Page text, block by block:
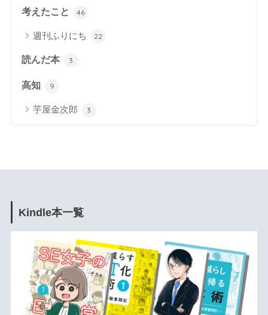
考えたこと 46
週刊ふりにち 22
読んだ本 3
高知 9
芋屋金次郎 3
Kindle本一覧